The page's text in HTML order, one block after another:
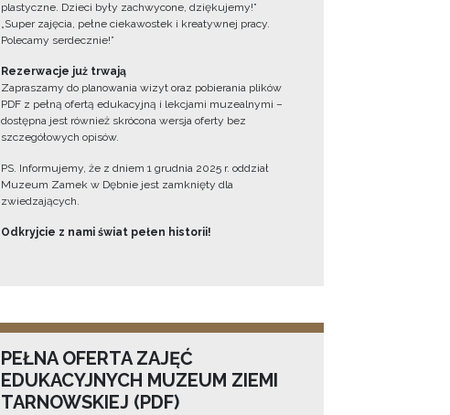
plastyczne. Dzieci były zachwycone, dziękujemy!”
„Super zajęcia, pełne ciekawostek i kreatywnej pracy.
Polecamy serdecznie!”
Rezerwacje już trwają
Zapraszamy do planowania wizyt oraz pobierania plików
PDF z pełną ofertą edukacyjną i lekcjami muzealnymi –
dostępna jest również skrócona wersja oferty bez
szczegółowych opisów.
PS. Informujemy, że z dniem 1 grudnia 2025 r. oddział
Muzeum Zamek w Dębnie jest zamknięty dla
zwiedzających.
Odkryjcie z nami świat pełen historii!
PEŁNA OFERTA ZAJĘĆ
EDUKACYJNYCH MUZEUM ZIEMI
TARNOWSKIEJ (PDF)